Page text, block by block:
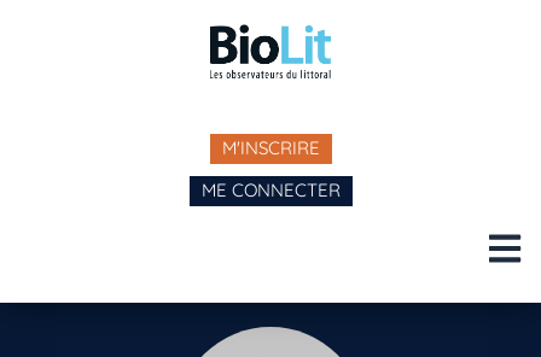
M'INSCRIRE
ME CONNECTER